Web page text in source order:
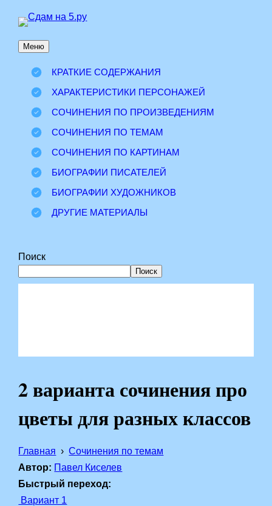
Перейти
содержимому
Меню
КРАТКИЕ СОДЕРЖАНИЯ
ХАРАКТЕРИСТИКИ ПЕРСОНАЖЕЙ
СОЧИНЕНИЯ ПО ПРОИЗВЕДЕНИЯМ
СОЧИНЕНИЯ ПО ТЕМАМ
СОЧИНЕНИЯ ПО КАРТИНАМ
БИОГРАФИИ ПИСАТЕЛЕЙ
БИОГРАФИИ ХУДОЖНИКОВ
ДРУГИЕ МАТЕРИАЛЫ
Поиск
Поиск
2 варианта сочинения про
цветы для разных классов
Главная
Сочинения по темам
Автор: Павел Киселев
Быстрый переход:
Вариант 1